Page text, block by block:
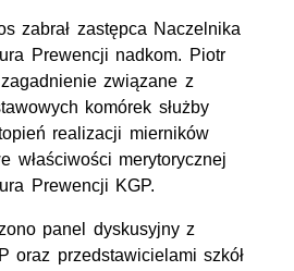
zabrał zastępca Naczelnika
Prewencji nadkom. Piotr
związane z
komórek służby
realizacji mierników
właściwości merytorycznej
Prewencji KGP.
panel dyskusyjny z
oraz przedstawicielami szkół